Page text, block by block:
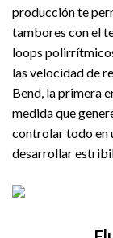
producción te
tambores con el
loops
las velocidad de
Bend, la primera
medida que
controlar todo en
desarrollar